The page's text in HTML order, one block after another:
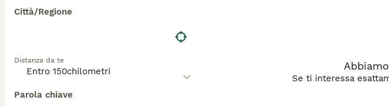
Città/Regione
Distanza da te
Parola chiave
Se ti interessa